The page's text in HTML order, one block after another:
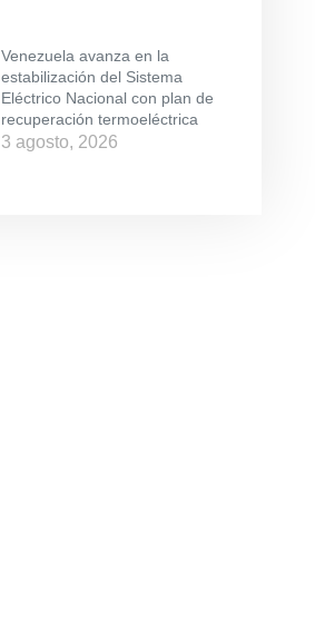
Venezuela avanza en la
estabilización del Sistema
Eléctrico Nacional con plan de
recuperación termoeléctrica
3 agosto, 2026